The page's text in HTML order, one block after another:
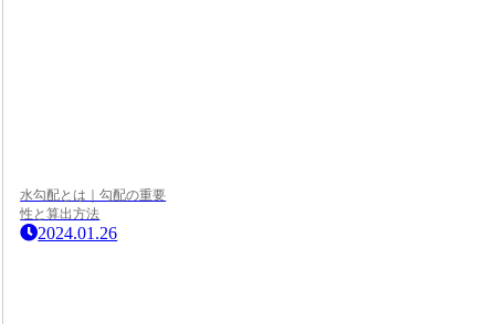
水勾配とは｜勾配の重要
性と算出方法
2024.01.26